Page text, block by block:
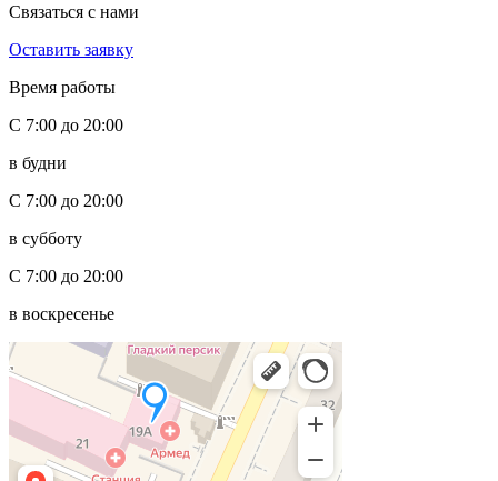
Связаться с нами
Оставить заявку
Время работы
С 7:00 до 20:00
в будни
С 7:00 до 20:00
в субботу
С 7:00 до 20:00
в воскресенье